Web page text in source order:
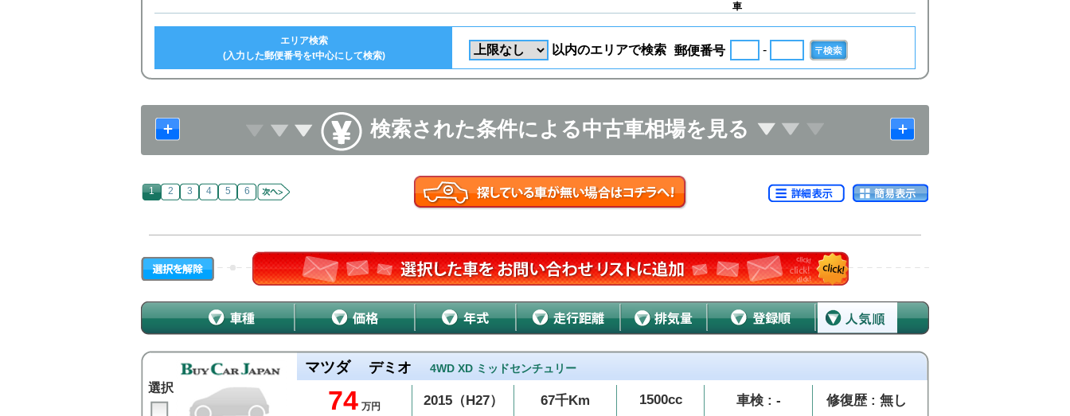
車
以内のエリアで検索 郵便番号 -
エリア検索
(入力した郵便番号をt中心にして検索)
検索された条件による中古車相場を見る
1 2 3 4 5 6
選択
マツダ デミオ 4WD XD ミッドセンチュリー
74 万円 2015（H27） 67千Km 1500cc 車検 : - 修復歴 : 無し